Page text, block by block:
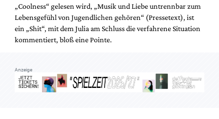
„Coolness“ gelesen wird, „Musik und Liebe untrennbar zum
Lebensgefühl von Jugendlichen gehören“ (Pressetext), ist
ein „Shit“, mit dem Julia am Schluss die verfahrene Situation
kommentiert, bloß eine Pointe.
Anzeige